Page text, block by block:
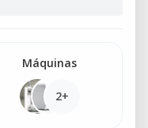
Máquinas
2+